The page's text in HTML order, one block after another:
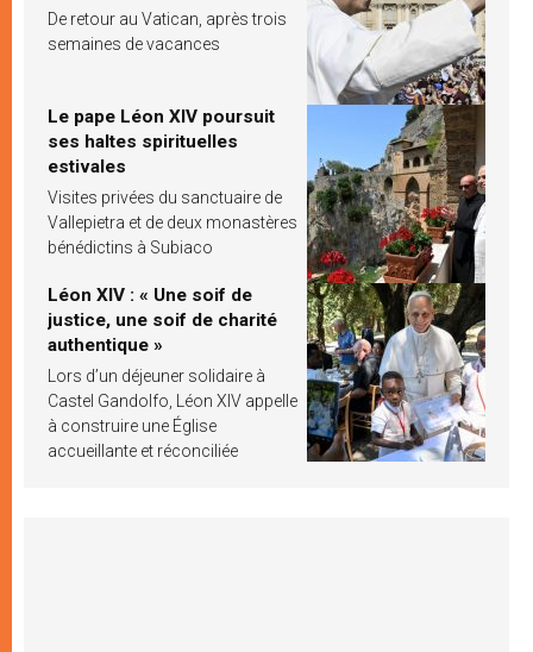
De retour au Vatican, après trois
semaines de vacances
Le pape Léon XIV poursuit
ses haltes spirituelles
estivales
Visites privées du sanctuaire de
Vallepietra et de deux monastères
bénédictins à Subiaco
Léon XIV : « Une soif de
justice, une soif de charité
authentique »
Lors d’un déjeuner solidaire à
Castel Gandolfo, Léon XIV appelle
à construire une Église
accueillante et réconciliée